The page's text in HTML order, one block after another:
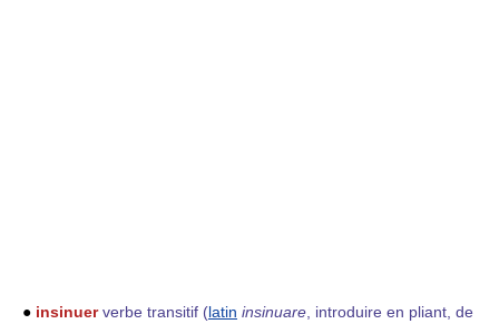
● insinuer verbe transitif (latin insinuare , introduire en pliant, de